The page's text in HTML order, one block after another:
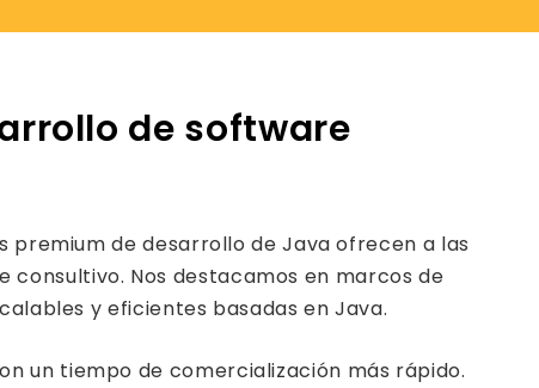
de software
premium de desarrollo de Java ofrecen a las
consultivo. Nos destacamos en marcos de
y eficientes basadas en Java.
un tiempo de comercialización más rápido.